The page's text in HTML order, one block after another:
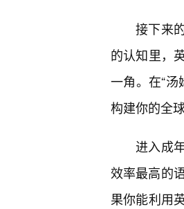
接下来
的认知里，
一角。在“
构建你的全
进入成
效率最高的
果你能利用